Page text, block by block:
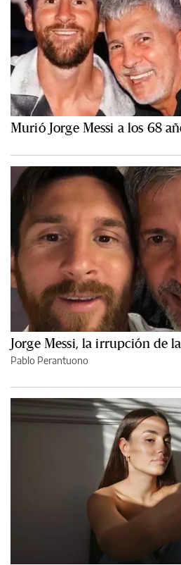
Murió Jorge Messi a los 68
Jorge Messi, la irrupción de
Pablo Perantuono